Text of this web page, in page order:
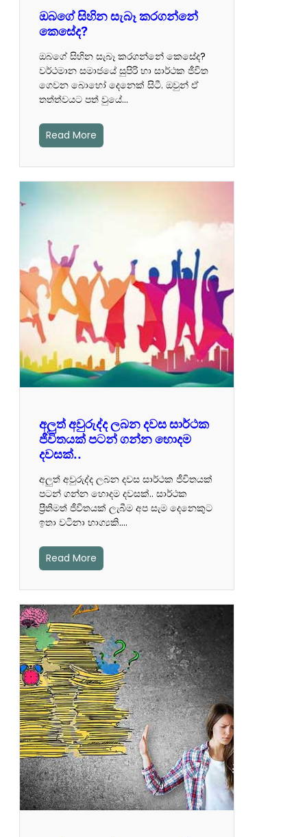
ඔබගේ සිහින සැබෑ කරගන්නේ
කෙසේද?
ඔබගේ සිහින සැබෑ කරගන්නේ කෙසේද?
වර්ථමාන සමාජයේ සුපිරි හා සාර්ථක ජීවිත
ගෙවන බොහෝ දෙනෙක් සිටී. ඔවුන් ඒ
තත්ත්වයට පත් වුයේ…
Read More
අලුත් අවුරුද්ද ලබන දවස සාර්ථක
ජීවිතයක් පටන් ගන්න හොදම
දවසක්..
අලුත් අවුරුද්ද ලබන දවස සාර්ථක ජීවිතයක්
පටන් ගන්න හොදම දවසක්.. සාර්ථක
ප්‍රීතිමත් ජීවිතයක් ලැබීම අප සැම දෙනෙකුට
ඉතා වටිනා භාග්‍යකි.…
Read More